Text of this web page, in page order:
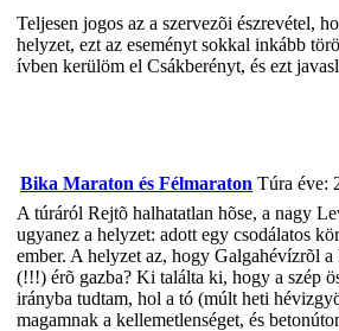
Teljesen jogos az a szervezõi észrevétel,
helyzet, ezt az eseményt sokkal inkább
ívben kerülöm el Csákberényt, és ezt
Bika Maraton és Félmaraton Túra éve:
A túráról Rejtõ halhatatlan hõse, a nagy
ugyanez a helyzet: adott egy csodálatos
ember. A helyzet az, hogy Galgahévízrõl
(!!!) érõ gazba? Ki találta ki, hogy a szép
irányba tudtam, hol a tó (múlt heti
magamnak a kellemetlenséget, és